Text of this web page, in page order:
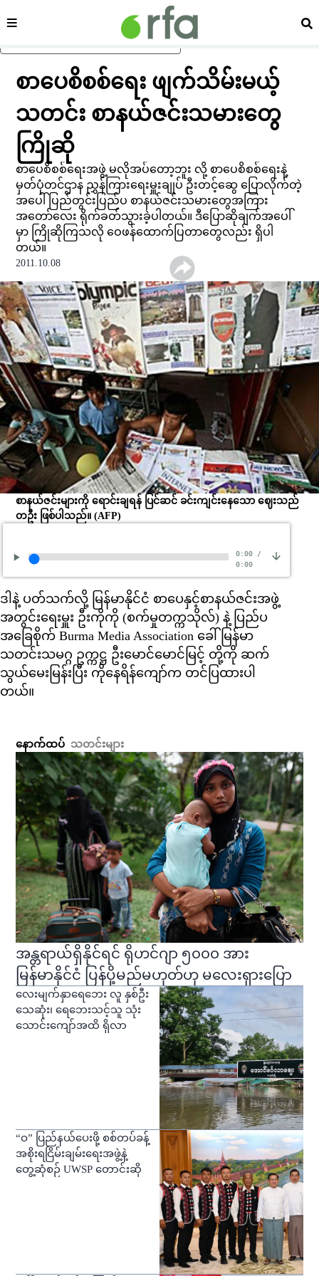
ပင်မအကြောင်းအရာသို့ ကျော်ရန်
ကဏ္ဍ ရှာ
စာပေစိစစ်ရေး ဖျက်သိမ်းမယ့်
သတင်း စာနယ်ဇင်းသမားတွေ
ကြိုဆို
စာပေစိစစ်ရေးအဖွဲ့ မလိုအပ်တော့ဘူး လို့ စာပေစိစစ်ရေးနဲ့
မှတ်ပုံတင်ဌာန ညွှန်ကြားရေးမှူးချုပ် ဦးတင့်ဆွေ ပြောလိုက်တဲ့
အပေါ် ပြည်တွင်းပြည်ပ စာနယ်ဇင်းသမားတွေအကြား
အတော်လေး ရိုက်ခတ်သွားခဲ့ပါတယ်။ ဒီပြောဆိုချက်အပေါ်
မှာ ကြိုဆိုကြသလို ဝေဖန်ထောက်ပြတာတွေလည်း ရှိပါ
တယ်။
2011.10.08
စာနယ်ဇင်းများကို ရောင်းချရန် ပြင်ဆင် ခင်းကျင်းနေသော ဈေးသည်
တဦး ဖြစ်ပါသည်။(AFP)
0:00/
0:00
ဒါနဲ့ ပတ်သက်လို့ မြန်မာနိုင်ငံ စာပေနှင့်စာနယ်ဇင်းအဖွဲ့
အတွင်းရေးမှူး ဦးကိုကို (စက်မှုတက္ကသိုလ်) နဲ့ ပြည်ပ
အခြေစိုက် Burma Media Association ခေါ် မြန်မာ
သတင်းသမဂ္ဂ ဥက္ကဋ္ဌ ဦးမောင်မောင်မြင့် တို့ကို ဆက်
သွယ်မေးမြန်းပြီး ကိုနေရိန်ကျော်က တင်ပြထားပါ
တယ်။
နောက်ထပ် သတင်းများ
အန္တရာယ်ရှိနိုင်ရင် ရိုဟင်ဂျာ ၅၀၀၀ အား
မြန်မာနိုင်ငံ ပြန်ပို့မည်မဟုတ်ဟု မလေးရှားပြော
လေးမျက်နှာရေဘေး လူ နှစ်ဦး
သေဆုံး၊ ရေဘေးသင့်သူ သုံး
သောင်းကျော်အထိ ရှိလာ
“ဝ” ပြည်နယ်ပေးဖို့ စစ်တပ်ခန့်
အစိုးရငြိမ်းချမ်းရေးအဖွဲ့နဲ့
တွေ့ဆုံစဉ် UWSP တောင်းဆို